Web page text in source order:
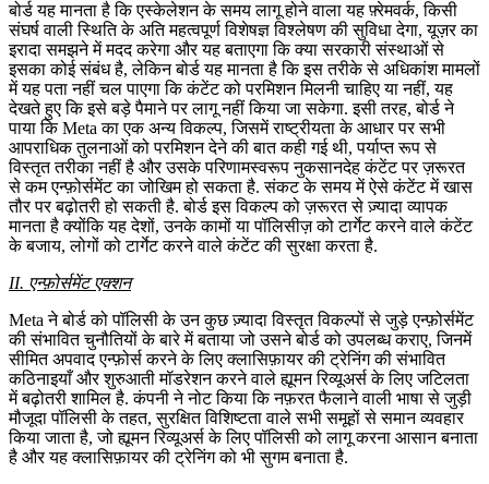
बोर्ड यह मानता है कि एस्केलेशन के समय लागू होने वाला यह फ़्रेमवर्क, किसी
संघर्ष वाली स्थिति के अति महत्वपूर्ण विशेषज्ञ विश्लेषण की सुविधा देगा, यूज़र का
इरादा समझने में मदद करेगा और यह बताएगा कि क्या सरकारी संस्थाओं से
इसका कोई संबंध है, लेकिन बोर्ड यह मानता है कि इस तरीके से अधिकांश मामलों
में यह पता नहीं चल पाएगा कि कंटेंट को परमिशन मिलनी चाहिए या नहीं, यह
देखते हुए कि इसे बड़े पैमाने पर लागू नहीं किया जा सकेगा. इसी तरह, बोर्ड ने
पाया कि Meta का एक अन्य विकल्प, जिसमें राष्ट्रीयता के आधार पर सभी
आपराधिक तुलनाओं को परमिशन देने की बात कही गई थी, पर्याप्त रूप से
विस्तृत तरीका नहीं है और उसके परिणामस्वरूप नुकसानदेह कंटेंट पर ज़रूरत
से कम एन्फ़ोर्समेंट का जोखिम हो सकता है. संकट के समय में ऐसे कंटेंट में खास
तौर पर बढ़ोतरी हो सकती है. बोर्ड इस विकल्प को ज़रूरत से ज़्यादा व्यापक
मानता है क्योंकि यह देशों, उनके कामों या पॉलिसीज़ को टार्गेट करने वाले कंटेंट
के बजाय, लोगों को टार्गेट करने वाले कंटेंट की सुरक्षा करता है.
II. एन्फ़ोर्समेंट एक्शन
Meta ने बोर्ड को पॉलिसी के उन कुछ ज़्यादा विस्तृत विकल्पों से जुड़े एन्फ़ोर्समेंट
की संभावित चुनौतियों के बारे में बताया जो उसने बोर्ड को उपलब्ध कराए, जिनमें
सीमित अपवाद एन्फ़ोर्स करने के लिए क्लासिफ़ायर की ट्रेनिंग की संभावित
कठिनाइयाँ और शुरुआती मॉडरेशन करने वाले ह्यूमन रिव्यूअर्स के लिए जटिलता
में बढ़ोतरी शामिल है. कंपनी ने नोट किया कि नफ़रत फैलाने वाली भाषा से जुड़ी
मौजूदा पॉलिसी के तहत, सुरक्षित विशिष्टता वाले सभी समूहों से समान व्यवहार
किया जाता है, जो ह्यूमन रिव्यूअर्स के लिए पॉलिसी को लागू करना आसान बनाता
है और यह क्लासिफ़ायर की ट्रेनिंग को भी सुगम बनाता है.